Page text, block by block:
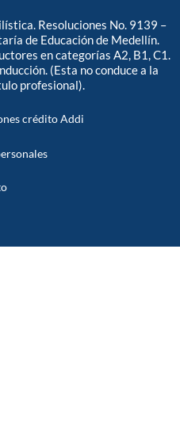
Resoluciones No. 9139 –
de Educación de Medellín.
en categorías A2, B1, C1.
(Esta no conduce a la
profesional).
crédito Addi